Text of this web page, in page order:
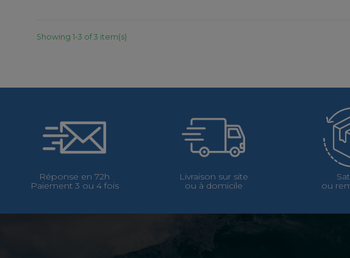
Showing 1-3 of 3 item(s)
Réponse en 72h
Paiement 3 ou 4 fois
Livraison sur site
ou à domicile
ou